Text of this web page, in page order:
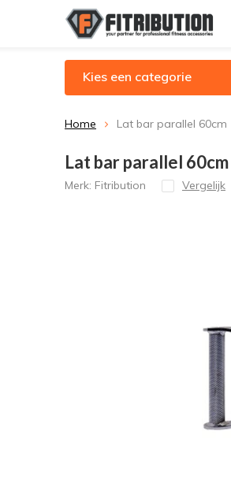
Kies een categorie
Home Lat bar parallel 60cm
Lat bar parallel 60cm
Merk: Fitribution Vergelijk